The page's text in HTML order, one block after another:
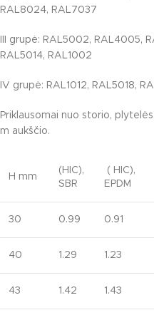
RAL8024, RAL7037
III grupė: RAL5002, RAL4005,
RAL5014, RAL1002
IV grupė: RAL1012, RAL5018,
Priklausomai nuo storio,
m aukščio.
H mm
(HIC),
SBR
( HIC),
EPDM
30 0.99 0.91
40 1.29 1.23
43 1.42 1.43